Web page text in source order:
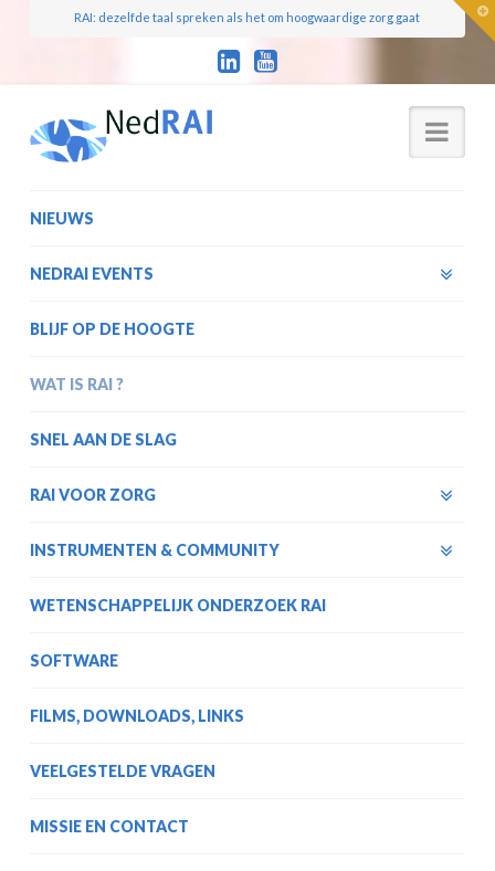
RAI: dezelfde taal spreken als het om hoogwaardige zorg gaat
NIEUWS
NEDRAI EVENTS
BLIJF OP DE HOOGTE
WAT IS RAI ?
SNEL AAN DE SLAG
RAI VOOR ZORG
INSTRUMENTEN & COMMUNITY
WETENSCHAPPELIJK ONDERZOEK RAI
SOFTWARE
FILMS, DOWNLOADS, LINKS
VEELGESTELDE VRAGEN
MISSIE EN CONTACT